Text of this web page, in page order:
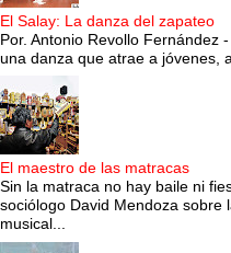
El Salay: La danza del zapateo
Por. Antonio Revollo Fernández
una danza que atrae a jóvenes,
El maestro de las matracas
Sin la matraca no hay baile ni
sociólogo David Mendoza sobre
musical...